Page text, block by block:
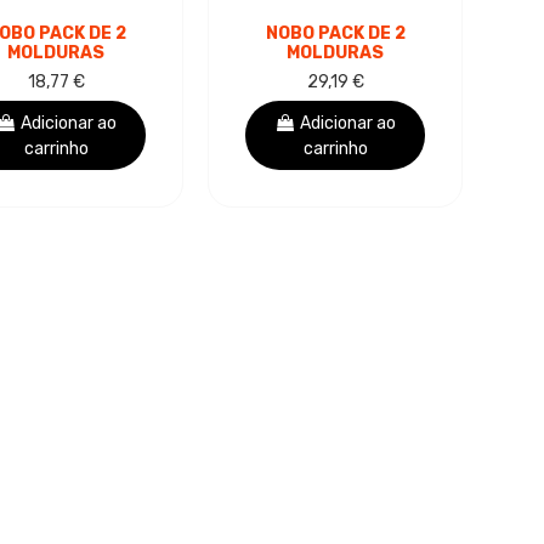
PACK DE 2
MOLDURAS
EM
FORMATO A4 -
NA
VERTICAL...
18,77 €
Adicionar ao
carrinho
NOBO PACK DE 2
MOLDURAS
AUTOADESIVAS
MAGNÉTICAS EM
FORMATO A3 -
COLOCAÇÃO NA
VERTICAL...
29,19 €
Adicionar ao
carrinho